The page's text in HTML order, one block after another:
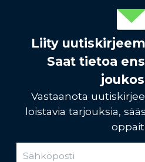
Liity
Saat tietoa
Vastaanota
loistavia tarjouksia,